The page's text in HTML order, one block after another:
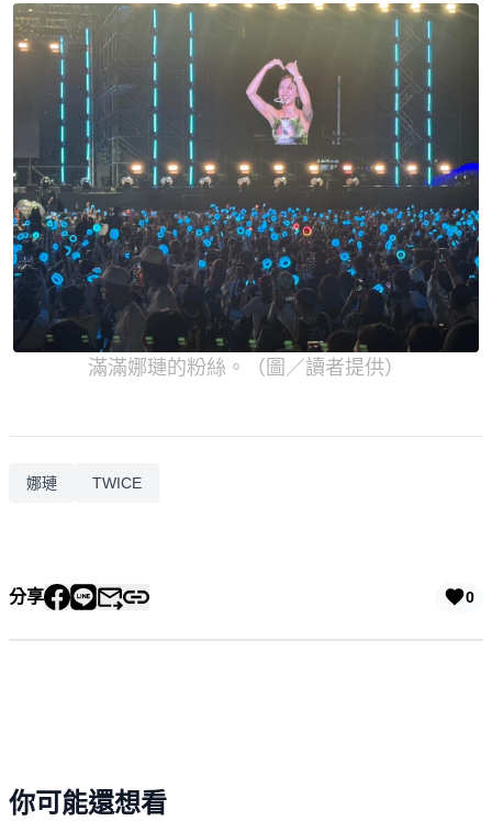
滿滿娜璉的粉絲。（圖／讀者提供）
娜璉 TWICE
分享 0
你可能還想看